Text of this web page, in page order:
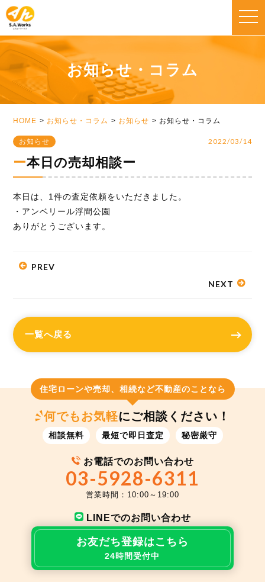
toggle
お知らせ・コラム
HOME お知らせ・コラム お知らせ お知らせ・コラム
お知らせ 2022/03/14
ー本日の売却相談ー
本日は、1件の査定依頼をいただきました。
・アンベリール浮間公園
ありがとうございます。
PREV
NEXT
一覧へ戻る
住宅ローンや売却、相続など不動産のことなら
何でもお気軽にご相談ください！
相談無料 最短で即日査定 秘密厳守
お電話でのお問い合わせ
03-5928-6311
営業時間：10:00～19:00
LINEでのお問い合わせ
お友だち登録はこちら
24時間受付中